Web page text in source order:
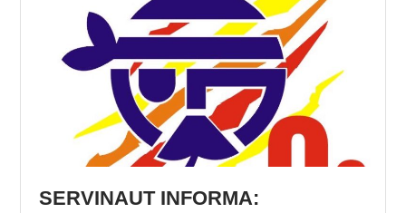
VIDEOS
GALERIA DE FOTOS
APP MÓVIL
SERVINAUT INFORMA: